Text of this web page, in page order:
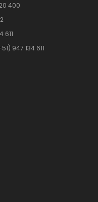
400
611
947 134 611